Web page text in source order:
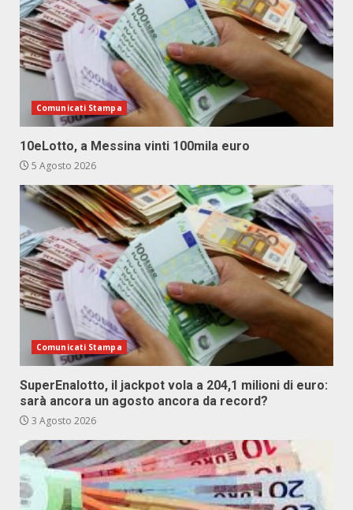
Comunicati Stampa
10eLotto, a Messina vinti 100mila euro
5 Agosto 2026
Comunicati Stampa
SuperEnalotto, il jackpot vola a 204,1 milioni di euro:
sarà ancora un agosto ancora da record?
3 Agosto 2026